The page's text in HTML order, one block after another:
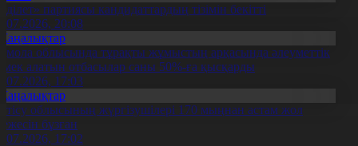
партиясы кандидаттардың тізімін бекітті
20:08
облысында тұрақты жұмыстың арқасында әлеуметтік
алатын отбасылар саны 50%-ға қысқарды
17:03
облысының жүргізушілері 170 мыңнан астам жол
бұзған
17:02